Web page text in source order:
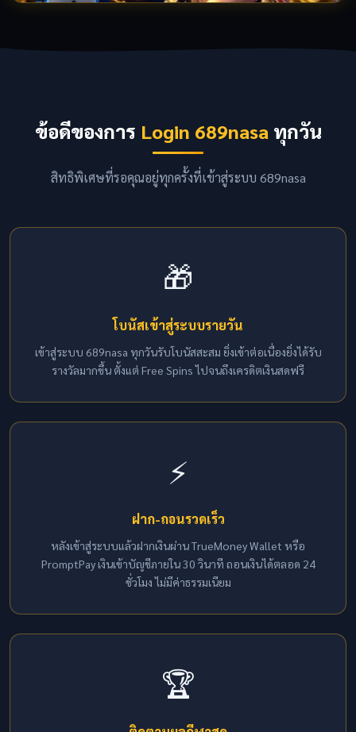
ข้อดีของการ Login 689nasa ทุกวัน
สิทธิพิเศษที่รอคุณอยู่ทุกครั้งที่เข้าสู่ระบบ 689nasa
🎁
โบนัสเข้าสู่ระบบรายวัน
เข้าสู่ระบบ 689nasa ทุกวันรับโบนัสสะสม ยิ่งเข้าต่อเนื่องยิ่งได้รับ
รางวัลมากขึ้น ตั้งแต่ Free Spins ไปจนถึงเครดิตเงินสดฟรี
⚡
ฝาก-ถอนรวดเร็ว
หลังเข้าสู่ระบบแล้วฝากเงินผ่าน TrueMoney Wallet หรือ
PromptPay เงินเข้าบัญชีภายใน 30 วินาที ถอนเงินได้ตลอด 24
ชั่วโมง ไม่มีค่าธรรมเนียม
🏆